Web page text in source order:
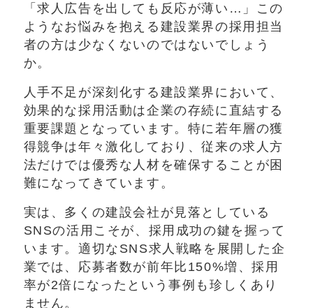
「求人広告を出しても反応が薄い…」この
ようなお悩みを抱える建設業界の採用担当
者の方は少なくないのではないでしょう
か。
人手不足が深刻化する建設業界において、
効果的な採用活動は企業の存続に直結する
重要課題となっています。特に若年層の獲
得競争は年々激化しており、従来の求人方
法だけでは優秀な人材を確保することが困
難になってきています。
実は、多くの建設会社が見落としている
SNSの活用こそが、採用成功の鍵を握って
います。適切なSNS求人戦略を展開した企
業では、応募者数が前年比150%増、採用
率が2倍になったという事例も珍しくあり
ません。